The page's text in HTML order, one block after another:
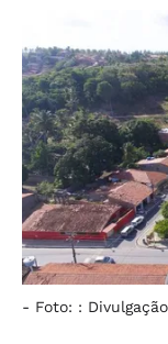
- Foto: : Divulgação